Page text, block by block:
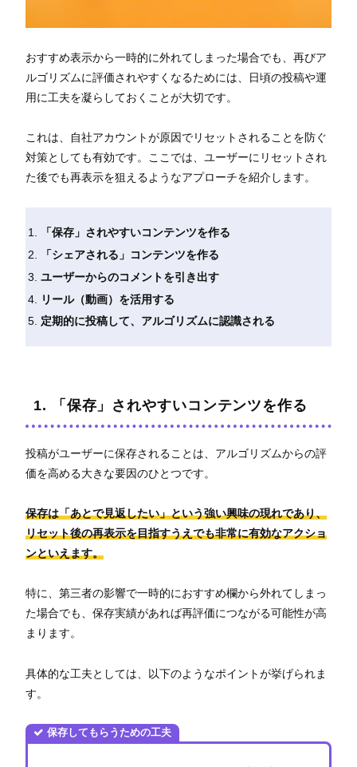
おすすめ表示から一時的に外れてしまった場合でも、再びア
ルゴリズムに評価されやすくなるためには、日頃の投稿や運
用に工夫を凝らしておくことが大切です。
これは、自社アカウントが原因でリセットされることを防ぐ
対策としても有効です。ここでは、ユーザーにリセットされ
た後でも再表示を狙えるようなアプローチを紹介します。
「保存」されやすいコンテンツを作る
「シェアされる」コンテンツを作る
ユーザーからのコメントを引き出す
リール（動画）を活用する
定期的に投稿して、アルゴリズムに認識される
1. 「保存」されやすいコンテンツを作る
投稿がユーザーに保存されることは、アルゴリズムからの評
価を高める大きな要因のひとつです。
保存は「あとで見返したい」という強い興味の現れであり、
リセット後の再表示を目指すうえでも非常に有効なアクショ
ンといえます。
特に、第三者の影響で一時的におすすめ欄から外れてしまっ
た場合でも、保存実績があれば再評価につながる可能性が高
まります。
具体的な工夫としては、以下のようなポイントが挙げられま
す。
保存してもらうための工夫